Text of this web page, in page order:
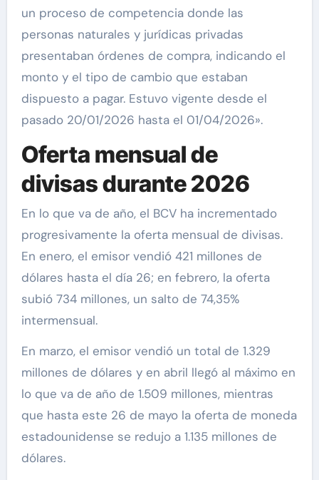
un proceso de competencia donde las
personas naturales y jurídicas privadas
presentaban órdenes de compra, indicando el
monto y el tipo de cambio que estaban
dispuesto a pagar. Estuvo vigente desde el
pasado 20/01/2026 hasta el 01/04/2026».
Oferta mensual de
divisas durante 2026
En lo que va de año, el BCV ha incrementado
progresivamente la oferta mensual de divisas.
En enero, el emisor vendió 421 millones de
dólares hasta el día 26; en febrero, la oferta
subió 734 millones, un salto de 74,35%
intermensual.
En marzo, el emisor vendió un total de 1.329
millones de dólares y en abril llegó al máximo en
lo que va de año de 1.509 millones, mientras
que hasta este 26 de mayo la oferta de moneda
estadounidense se redujo a 1.135 millones de
dólares.